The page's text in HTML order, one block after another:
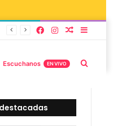
Escuchanos EN VIVO